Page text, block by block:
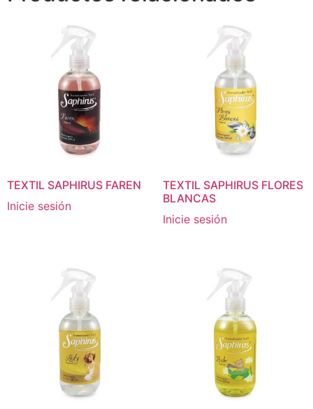
TEXTIL SAPHIRUS FAREN
Inicie sesión
TEXTIL SAPHIRUS FLORES
BLANCAS
Inicie sesión